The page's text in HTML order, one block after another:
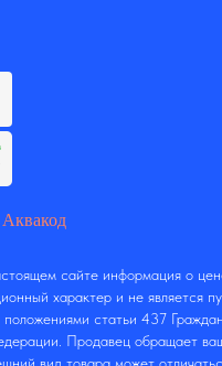
сайте информация о
характер и не является
статьи 437
Продавец обращает